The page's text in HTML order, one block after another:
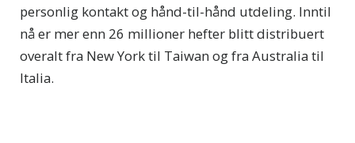
personlig kontakt og hånd-til-hånd utdeling. Inntil
nå er mer enn 26 millioner hefter blitt distribuert
overalt fra New York til Taiwan og fra Australia til
Italia.